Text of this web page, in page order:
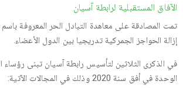
الآفاق المستقبلية لرابطة آسيان
تمت المصادقة على معاھدة التبادل الحر المعروفة
إزالة الحواجز الجمركية تدريجيا بين الدول الأعضاء.
في الذكرى الثلاثين لتأسيس رابطة آسيان تبنى
الوحدة في أفق سنة 2020 وذلك في المجالات الآتية: